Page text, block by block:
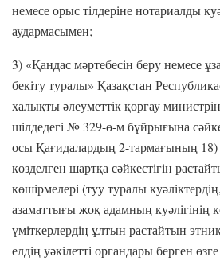
немесе орыс тілдеріне нотариалды
аудармасымен;
3) «Қандас мәртебесін беру немесе
бекіту туралы» Қазақстан
халықты әлеуметтік қорғау
шілдедегі № 329-ө-м бұйрығына
осы Қағидалардың 2-тармағының
көзделген шартқа сәйкестігін
көшірмелері (туу туралы
азаматтығы жоқ адамның куәлігінің
үміткерлердің ұлтын растайтын
елдің уәкілетті органдары берген